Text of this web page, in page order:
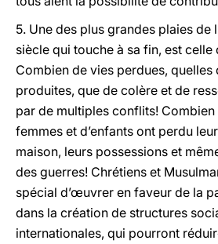
5. Une des plus grandes plaies de
siècle qui touche à sa fin, est celle
Combien de vies perdues, quelles
produites, que de colère et de
par de multiples conflits! Combien
femmes et d’enfants ont perdu
maison, leurs possessions et
des guerres! Chrétiens et
spécial d’œuvrer en faveur de la
dans la création de structures
internationales, qui pourront